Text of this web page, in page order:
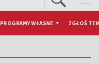
PROGRAMY WŁASNE ZGŁOŚ